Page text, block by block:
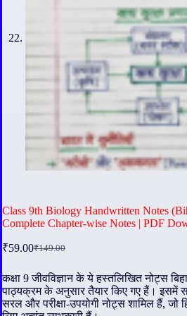
Class 9th Biology Handwritten Notes
Complete Chapter-wise Notes | PDF
₹149.00
Original
was:
₹149.00.
₹59.00Current
is:
₹59.00.
कक्षा 9 जीवविज्ञान के ये हस्तलिखित नोट्स
पाठ्यक्रम के अनुसार तैयार किए गए हैं। इसमें
सरल और परीक्षा-उपयोगी नोट्स शामिल हैं, जो